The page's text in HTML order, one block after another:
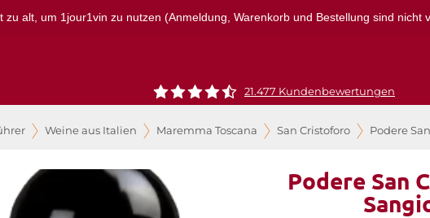
zu alt, um 1jour1vin zu nutzen (Anmeldung, Warenkorb und Bestellung sind nicht
21.477 Kundenbewertungen
Weine aus Italien Maremma Toscana San Cristoforo Podere
Podere San